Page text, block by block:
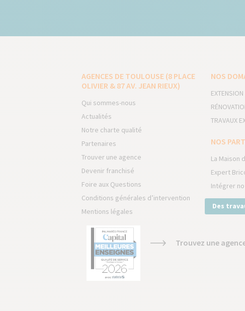
AGENCES DE TOULOUSE (8 PLACE
OLIVIER & 87 AV. JEAN RIEUX)
Qui sommes-nous
Actualités
Notre charte qualité
Partenaires
Trouver une agence
Devenir franchisé
Foire aux Questions
Conditions générales d’intervention
Mentions légales
NOS
EXTENSION
TRAVAUX
NOS
La Maison
Expert
Intégrer
Des
Trouvez une